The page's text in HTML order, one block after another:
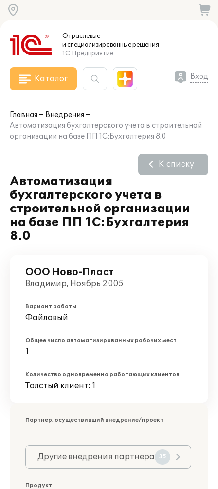
Отраслевые
и специализированныерешения
1С:Предприятие
Каталог Вход
Главная
Внедрения
Автоматизация бухгалтерского учета в строительной
организации на базе ПП 1С:Бухгалтерия 8.0
Автоматизация
бухгалтерского учета в
строительной организации
на базе ПП 1С:Бухгалтерия
8.0
К списку
ООО Ново-Пласт
Владимир, Ноябрь 2005
Вариант работы
Файловый
Общее число автоматизированных рабочих мест
1
Количество одновременно работающих клиентов
Толстый клиент: 1
Партнер, осуществивший внедрение/проект
Другие внедрения партнера 35
Продукт